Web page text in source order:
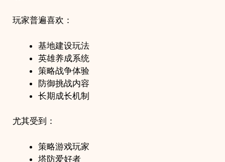
玩家普遍喜欢：
基地建设玩法
英雄养成系统
策略战争体验
防御挑战内容
长期成长机制
尤其受到：
策略游戏玩家
塔防爱好者